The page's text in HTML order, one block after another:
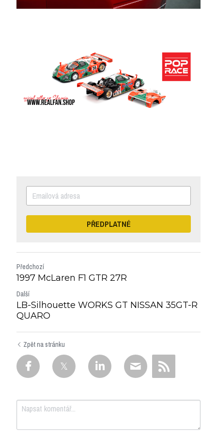
PŘEDPLATNÉ
Předchozí
1997 McLaren F1 GTR 27R
Další
LB-Silhouette WORKS GT NISSAN 35GT-R
QUARO
Zpět na stránku